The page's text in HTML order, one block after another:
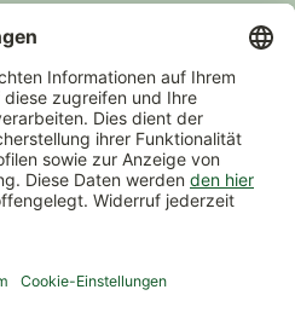
Mehrwertsteuer zzgl.Versand
sind Gutscheine und